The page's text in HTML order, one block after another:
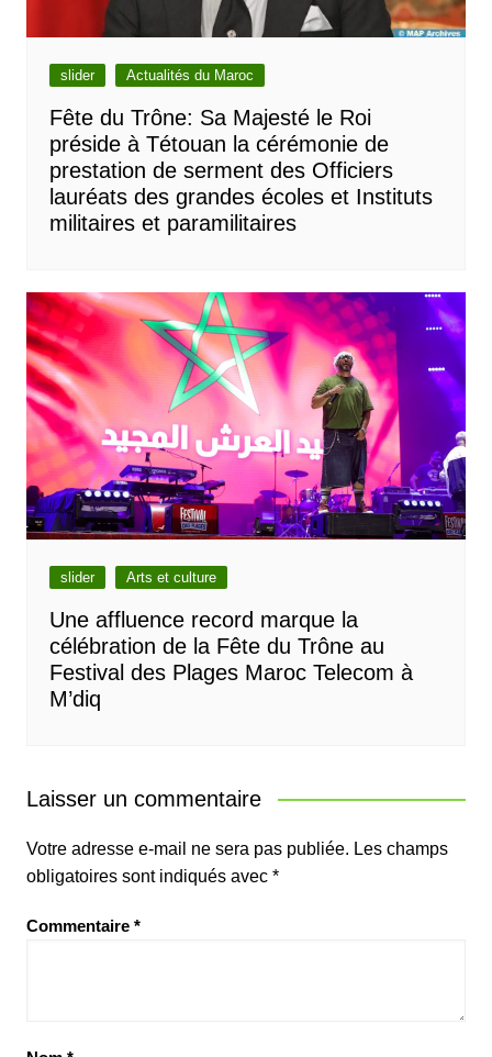
slider Actualités du Maroc
Fête du Trône: Sa Majesté le Roi
préside à Tétouan la cérémonie de
prestation de serment des Officiers
lauréats des grandes écoles et Instituts
militaires et paramilitaires
slider Arts et culture
Une affluence record marque la
célébration de la Fête du Trône au
Festival des Plages Maroc Telecom à
M’diq
Laisser un commentaire
Votre adresse e-mail ne sera pas publiée. Les champs
obligatoires sont indiqués avec *
Commentaire *